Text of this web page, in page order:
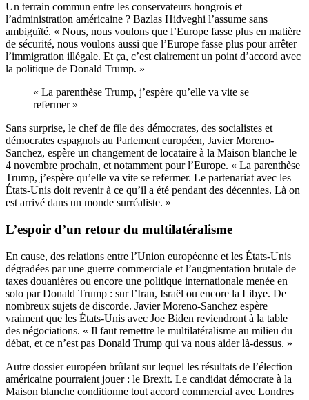
Un terrain commun entre les conservateurs hongrois et
l’administration américaine ? Bazlas Hidveghi l’assume sans
ambiguïté. « Nous, nous voulons que l’Europe fasse plus en matière
de sécurité, nous voulons aussi que l’Europe fasse plus pour arrêter
l’immigration illégale. Et ça, c’est clairement un point d’accord avec
la politique de Donald Trump. »
« La parenthèse Trump, j’espère qu’elle va vite se
refermer »
Sans surprise, le chef de file des démocrates, des socialistes et
démocrates espagnols au Parlement européen, Javier Moreno-
Sanchez, espère un changement de locataire à la Maison blanche le
4 novembre prochain, et notamment pour l’Europe. « La parenthèse
Trump, j’espère qu’elle va vite se refermer. Le partenariat avec les
États-Unis doit revenir à ce qu’il a été pendant des décennies. Là on
est arrivé dans un monde surréaliste. »
L’espoir d’un retour du multilatéralisme
En cause, des relations entre l’Union européenne et les États-Unis
dégradées par une guerre commerciale et l’augmentation brutale de
taxes douanières ou encore une politique internationale menée en
solo par Donald Trump : sur l’Iran, Israël ou encore la Libye. De
nombreux sujets de discorde. Javier Moreno-Sanchez espère
vraiment que les États-Unis avec Joe Biden reviendront à la table
des négociations. « Il faut remettre le multilatéralisme au milieu du
débat, et ce n’est pas Donald Trump qui va nous aider là-dessus. »
Autre dossier européen brûlant sur lequel les résultats de l’élection
américaine pourraient jouer : le Brexit. Le candidat démocrate à la
Maison blanche conditionne tout accord commercial avec Londres